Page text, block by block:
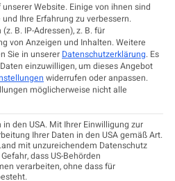
Gregor
Website. Einige von ihnen sind
Ihre Erfahrung zu verbessern.
B. IP-Adressen), z. B. für
von Anzeigen und Inhalten.Weitere
Sie in unserer Datenschutzerklärung. Es
einzuwilligen, um dieses Angebot
widerrufen oder anpassen.
möglicherweise nicht alle
den USA. Mit Ihrer Einwilligung zur
Ihrer Daten in den USA gemäß Art.
mit unzureichendem Datenschutz
dass US-Behörden
verarbeiten, ohne dass für